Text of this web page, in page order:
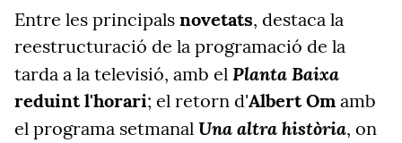
Entre les principals novetats, destaca la
reestructuració de la programació de la
tarda a la televisió, amb el Planta Baixa
reduint l'horari; el retorn d'Albert Om amb
el programa setmanal Una altra història, on